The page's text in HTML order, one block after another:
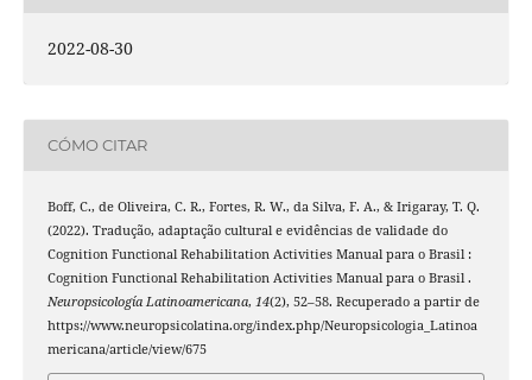
2022-08-30
CÓMO CITAR
Boff, C., de Oliveira, C. R., Fortes, R. W., da Silva, F. A., & Irigaray, T. Q.
(2022). Tradução, adaptação cultural e evidências de validade do
Cognition Functional Rehabilitation Activities Manual para o Brasil :
Cognition Functional Rehabilitation Activities Manual para o Brasil .
Neuropsicología Latinoamericana, 14(2), 52–58. Recuperado a partir de
https://www.neuropsicolatina.org/index.php/Neuropsicologia_Latinoa
mericana/article/view/675